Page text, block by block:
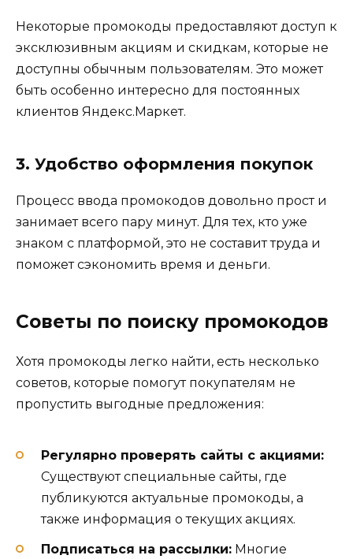
Некоторые промокоды предоставляют доступ к
эксклюзивным акциям и скидкам, которые не
доступны обычным пользователям. Это может
быть особенно интересно для постоянных
клиентов Яндекс.Маркет.
3. Удобство оформления покупок
Процесс ввода промокодов довольно прост и
занимает всего пару минут. Для тех, кто уже
знаком с платформой, это не составит труда и
поможет сэкономить время и деньги.
Советы по поиску промокодов
Хотя промокоды легко найти, есть несколько
советов, которые помогут покупателям не
пропустить выгодные предложения:
Регулярно проверять сайты с акциями:
Существуют специальные сайты, где
публикуются актуальные промокоды, а
также информация о текущих акциях.
Подписаться на рассылки: Многие